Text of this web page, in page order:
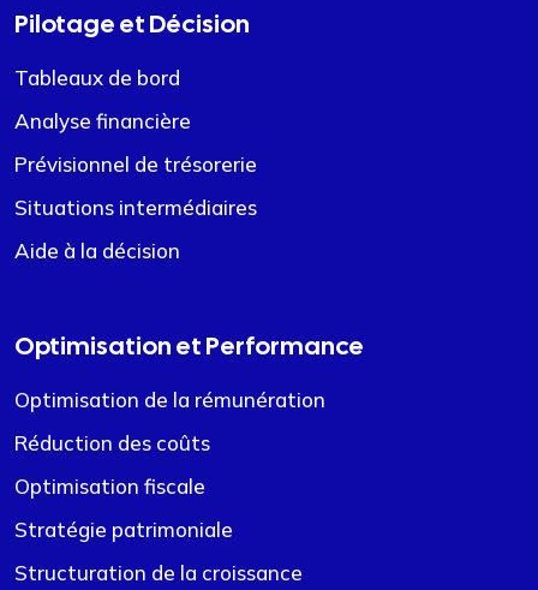
Pilotage et Décision
Tableaux de bord
Analyse financière
Prévisionnel de trésorerie
Situations intermédiaires
Aide à la décision
Optimisation et Performance
Optimisation de la rémunération
Réduction des coûts
Optimisation fiscale
Stratégie patrimoniale
Structuration de la croissance